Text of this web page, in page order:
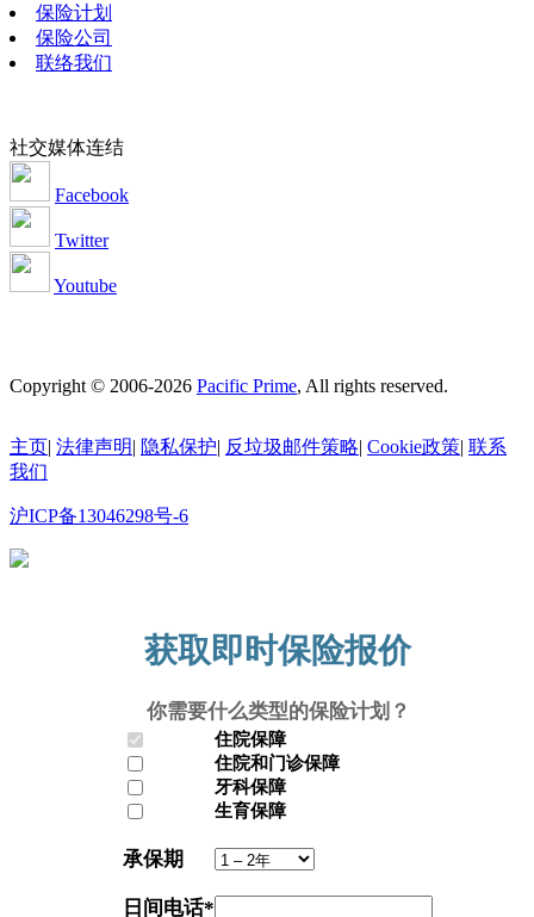
保险计划
保险公司
联络我们
社交媒体连结
Facebook
Twitter
Youtube
Copyright © 2006-2026 Pacific Prime, All rights reserved.
主页| 法律声明| 隐私保护| 反垃圾邮件策略| Cookie政策| 联系
我们
沪ICP备13046298号-6
获取即时保险报价
你需要什么类型的保险计划？
住院保障
住院和门诊保障
牙科保障
生育保障
承保期
日间电话*